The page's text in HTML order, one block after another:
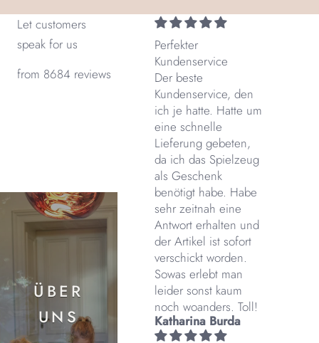
Let customers
speak for us
from 8684 reviews
Perfekter
Kundenservice
Der beste
Kundenservice, den
ich je hatte. Hatte um
eine schnelle
Lieferung gebeten,
da ich das Spielzeug
als Geschenk
benötigt habe. Habe
sehr zeitnah eine
Antwort erhalten und
der Artikel ist sofort
verschickt worden.
Sowas erlebt man
leider sonst kaum
noch woanders. Toll!
Katharina Burda
ÜBER
UNS